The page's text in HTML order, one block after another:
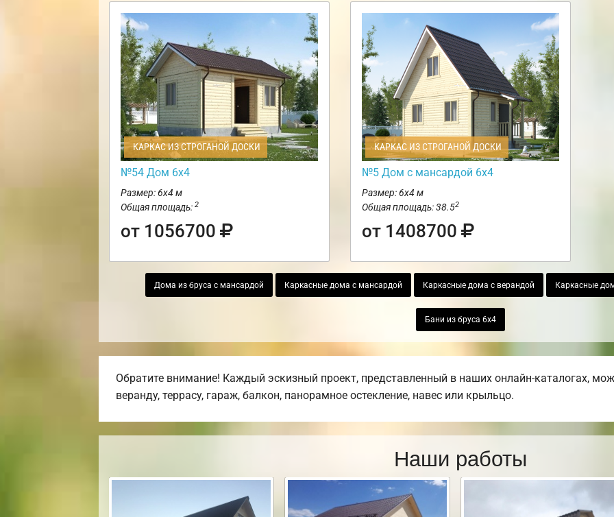
КАРКАС ИЗ СТРОГАНОЙ ДОСКИ
№54 Дом 6х4
Размер: 6х4 м
Общая площадь: 2
от 1056700
КАРКАС ИЗ СТРОГАНОЙ ДОСКИ
№5 Дом с мансардой 6х4
Размер: 6х4 м
Общая площадь: 38.52
от 1408700
Дома из бруса с мансардой Каркасные дома с мансардой Каркасные дома с верандой Каркасные
Бани из бруса 6х4
Обратите внимание! Каждый эскизный проект, представленный в наших онлайн-каталогах,
веранду, террасу, гараж, балкон, панорамное остекление, навес или крыльцо.
Наши работы